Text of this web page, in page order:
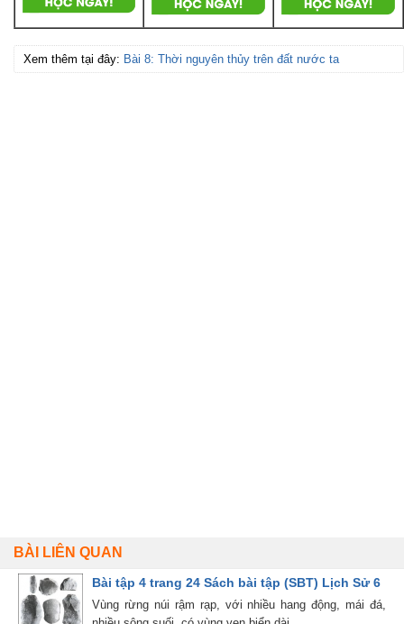
Xem thêm tại đây: Bài 8: Thời nguyên thủy trên đất nước ta
BÀI LIÊN QUAN
Bài tập 4 trang 24 Sách bài tập (SBT) Lịch Sử 6
Vùng rừng núi rậm rạp, với nhiều hang động, mái đá,